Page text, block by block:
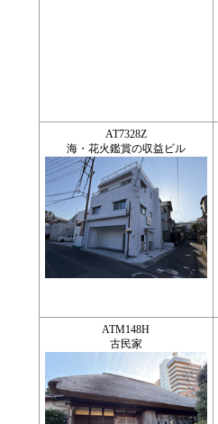
AT7328Z
海・花火鑑賞の収益ビル
ATM148H
古民家